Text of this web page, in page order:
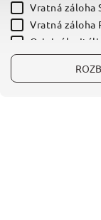
Vratná záloha
Vratná záloha
Originál z Itálie
XL
Nejziskovější